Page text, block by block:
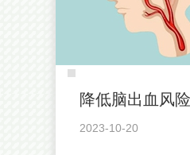
降低脑出血风
2023-10-20